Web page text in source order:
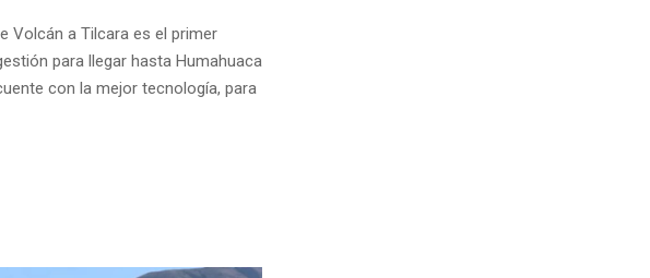
Volcán a Tilcara es el primer
para llegar hasta Humahuaca
con la mejor tecnología, para